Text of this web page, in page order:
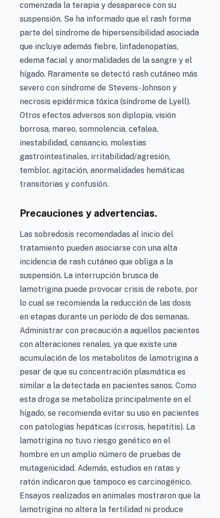
comenzada la terapia y desaparece con su
suspensión. Se ha informado que el rash forma
parte del síndrome de hipersensibilidad asociada
que incluye además fiebre, linfadenopatías,
edema facial y anormalidades de la sangre y el
hígado. Raramente se detectó rash cutáneo más
severo con síndrome de Stevens-Johnson y
necrosis epidérmica tóxica (síndrome de Lyell).
Otros efectos adversos son diplopía, visión
borrosa, mareo, somnolencia, cefalea,
inestabilidad, cansancio, molestias
gastrointestinales, irritabilidad/agresión,
temblor, agitación, anormalidades hemáticas
transitorias y confusión.
Precauciones y advertencias.
Las sobredosis recomendadas al inicio del
tratamiento pueden asociarse con una alta
incidencia de rash cutáneo que obliga a la
suspensión. La interrupción brusca de
lamotrigina puede provocar crisis de rebote, por
lo cual se recomienda la reducción de las dosis
en etapas durante un período de dos semanas.
Administrar con precaución a aquellos pacientes
con alteraciones renales, ya que existe una
acumulación de los metabolitos de lamotrigina a
pesar de que su concentración plasmática es
similar a la detectada en pacientes sanos. Como
esta droga se metaboliza principalmente en el
hígado, se recomienda evitar su uso en pacientes
con patologías hepáticas (cirrosis, hepatitis). La
lamotrigina no tuvo riesgo genético en el
hombre en un amplio número de pruebas de
mutagenicidad. Además, estudios en ratas y
ratón indicaron que tampoco es carcinogénico.
Ensayos realizados en animales mostraron que la
lamotrigina no altera la fertilidad ni produce